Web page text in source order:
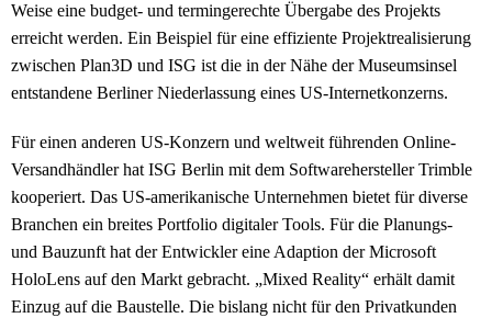
Weise eine budget- und termingerechte Übergabe des Projekts
erreicht werden. Ein Beispiel für eine effiziente Projektrealisierung
zwischen Plan3D und ISG ist die in der Nähe der Museumsinsel
entstandene Berliner Niederlassung eines US-Internetkonzerns.
Für einen anderen US-Konzern und weltweit führenden Online-
Versandhändler hat ISG Berlin mit dem Softwarehersteller Trimble
kooperiert. Das US-amerikanische Unternehmen bietet für diverse
Branchen ein breites Portfolio digitaler Tools. Für die Planungs-
und Bauzunft hat der Entwickler eine Adaption der Microsoft
HoloLens auf den Markt gebracht. „Mixed Reality“ erhält damit
Einzug auf die Baustelle. Die bislang nicht für den Privatkunden